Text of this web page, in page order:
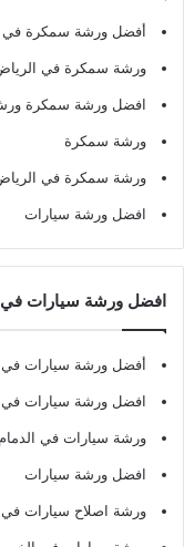
أفضل ورشة سمكرة في
ورشة سمكرة في
افضل ورشة سمكرة ورش
ورشة سمكرة
ورشة سمكرة في
افضل ورشة سيارات
افضل ورشة سيارات في
أفضل ورشة سيارات في
افضل ورشة سيارات في
ورشة سيارات في الدمام
افضل ورشة سيارات
ورشة اصلاح سيارات في